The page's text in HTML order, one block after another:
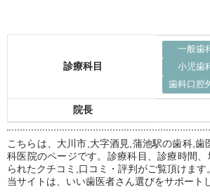
診療科目
一般歯
小児歯
歯科口腔
院長
こちらは、大川市,大字酒見,蒲池駅の歯科,歯
科医院のページです。診療科目、診療時間
られたクチコミ,口コミ・評判がご覧頂けます。
当サイトは、いい歯医者さん選びをサポート